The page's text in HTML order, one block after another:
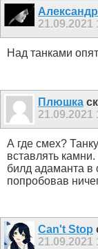
21.09.2021
Над танками
Плюшка
21.09.2021
А где смех?
вставлять
билд адаманта в
попробовав
Can't Stop
21.09.2021